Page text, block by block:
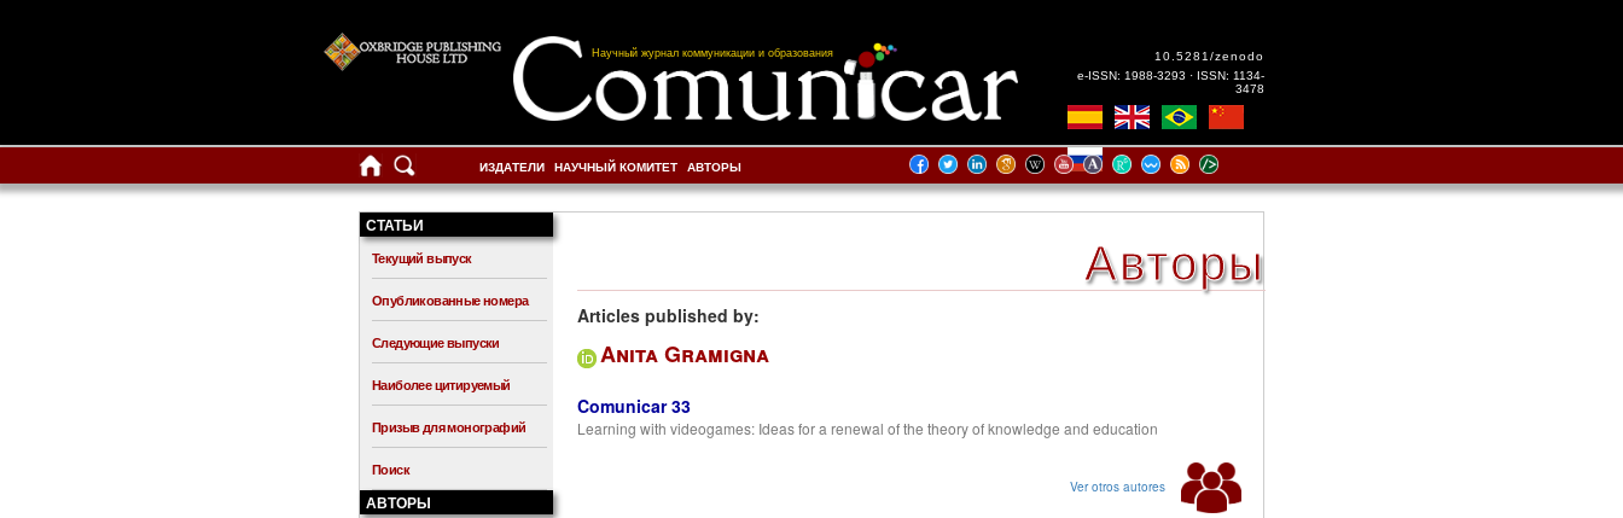
Научный журнал коммуникации и образования
10.5281/zenodo
e-ISSN: 1988-3293 · ISSN: 1134-
3478
ИЗДАТЕЛИ НАУЧНЫЙ КОМИТЕТ АВТОРЫ
СТАТЬИ
Текущий выпуск
Опубликованные номера
Следующие выпуски
Наиболее цитируемый
Призыв для монографий
Поиск
АВТОРЫ
Авторы
Articles published by:
Anita Gramigna
Comunicar 33
Learning with videogames: Ideas for a renewal of the theory of knowledge and education
Ver otros autores